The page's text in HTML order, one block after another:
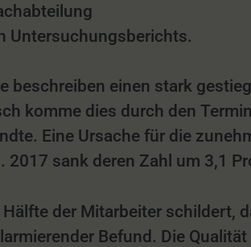
Untersuchungsberichts.
beschreiben einen stark
komme dies durch den
Eine Ursache für die
sank deren Zahl um 3,1
der Mitarbeiter schildert,
Befund. Die Qualität